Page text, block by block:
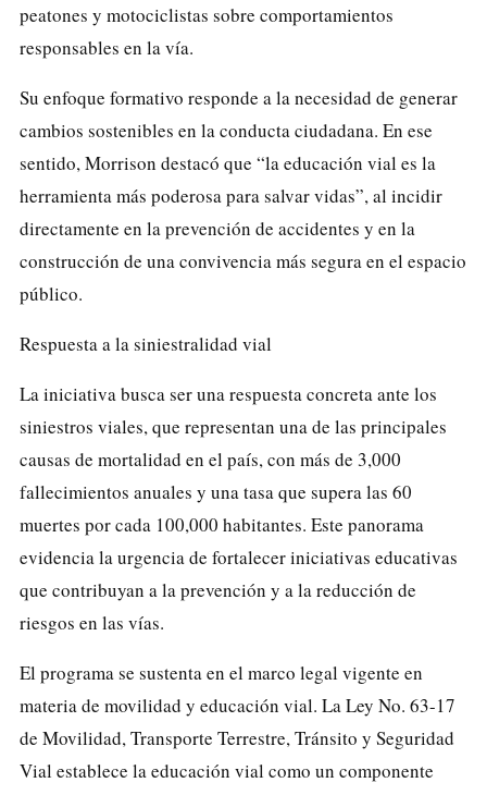
peatones y motociclistas sobre comportamientos
responsables en la vía.
Su enfoque formativo responde a la necesidad de generar
cambios sostenibles en la conducta ciudadana. En ese
sentido, Morrison destacó que “la educación vial es la
herramienta más poderosa para salvar vidas”, al incidir
directamente en la prevención de accidentes y en la
construcción de una convivencia más segura en el espacio
público.
Respuesta a la siniestralidad vial
La iniciativa busca ser una respuesta concreta ante los
siniestros viales, que representan una de las principales
causas de mortalidad en el país, con más de 3,000
fallecimientos anuales y una tasa que supera las 60
muertes por cada 100,000 habitantes. Este panorama
evidencia la urgencia de fortalecer iniciativas educativas
que contribuyan a la prevención y a la reducción de
riesgos en las vías.
El programa se sustenta en el marco legal vigente en
materia de movilidad y educación vial. La Ley No. 63-17
de Movilidad, Transporte Terrestre, Tránsito y Seguridad
Vial establece la educación vial como un componente